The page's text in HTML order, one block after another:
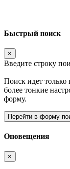
Быстрый поиск
×
Введите строку
Поиск идет только
более тонкие
форму.
Перейти в форму
Оповещения
×